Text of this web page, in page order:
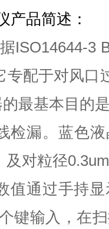
产品简述：
ISO14644-3
专配于对风口
最基本目的
检漏。蓝色
及对粒径0.3um
值通过手持
键输入，在